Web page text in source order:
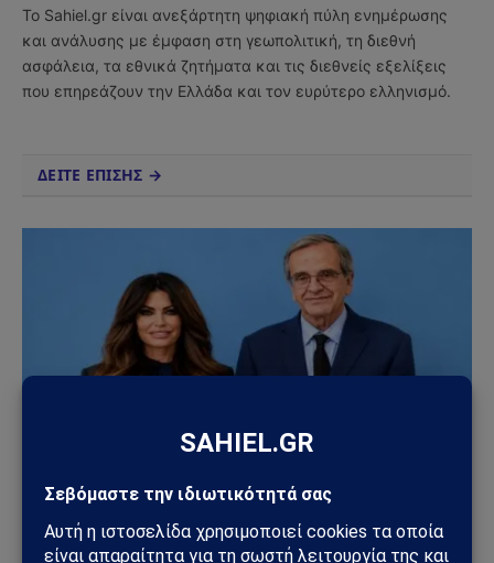
Το Sahiel.gr είναι ανεξάρτητη ψηφιακή πύλη ενημέρωσης
και ανάλυσης με έμφαση στη γεωπολιτική, τη διεθνή
ασφάλεια, τα εθνικά ζητήματα και τις διεθνείς εξελίξεις
που επηρεάζουν την Ελλάδα και τον ευρύτερο ελληνισμό.
ΔΕΙΤΕ ΕΠΙΣΗΣ →
ΠΟΛΙΤΙΚΉ
Συνάντηση Σαμαρά – Γκίλφοϊλ: Στο επίκεντρο οι